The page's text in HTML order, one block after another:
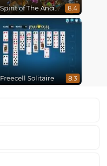
Spirit of The Ancient Forest 8.4
Freecell Solitaire 8.3